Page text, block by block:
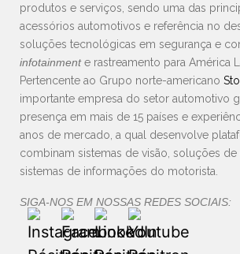
produtos e serviços, sendo uma das
acessórios automotivos e referência no
soluções tecnológicas em segurança e
infotainmente rastreamento para América
Pertencente ao Grupo norte-americano
importante empresa do setor automotivo
presença em mais de 15 países e
anos de mercado, a qual desenvolve
combinam sistemas de visão, soluções
sistemas de informações do motorista.
SIGA-NOS EM NOSSAS REDES SOCIAIS: